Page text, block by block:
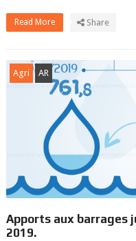
Read More Share
Agri AR
Apports aux barrages
2019.